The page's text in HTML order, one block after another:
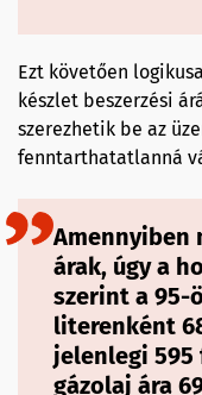
Ezt követően
készlet beszerzési
szerezhetik be az
fenntarthatatlanná
Amennyiben
árak, úgy a
szerint a 95-
literenként
jelenlegi
gázolaj ára